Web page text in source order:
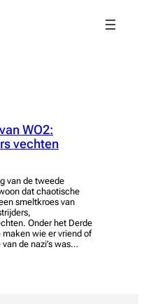
WO2:
vechten
van de tweede
dat chaotische
smeltkroes van
Onder het Derde
wie er vriend of
de nazi’s was…